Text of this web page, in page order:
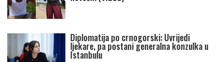
Diplomatija po crnogorski: Uvrijedi
ljekare, pa postani generalna konzulka u
Istanbulu